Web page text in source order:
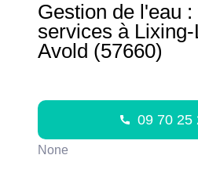
Gestion de l'eau :
services à
Avold (57660)
09 70 25
None